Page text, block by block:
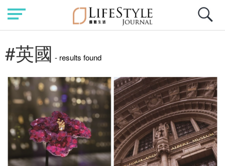
#英國 - results found